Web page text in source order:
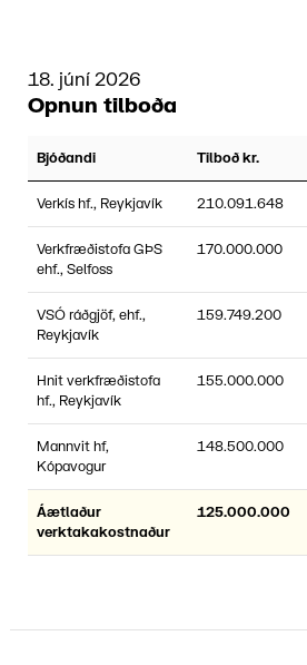
18. júní 2026
Opnun tilboða
Bjóðandi Tilboð kr.
Verkís hf., Reykjavík 210.091.648
Verkfræðistofa GÞS
ehf., Selfoss
170.000.000
VSÓ ráðgjöf, ehf.,
Reykjavík
159.749.200
Hnit verkfræðistofa
hf., Reykjavík
155.000.000
Mannvit hf,
Kópavogur
148.500.000
Áætlaður
verktakakostnaður
125.000.000